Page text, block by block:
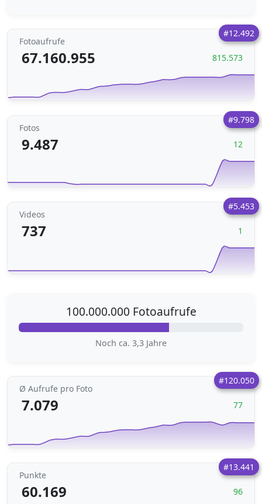
#12.492
Fotoaufrufe
67.160.955 815.573
#9.798
Fotos
9.487 12
#5.453
Videos
737 1
100.000.000 Fotoaufrufe
Noch ca. 3,3 Jahre
#120.050
Ø Aufrufe pro Foto
7.079 77
#13.441
Punkte
60.169 96